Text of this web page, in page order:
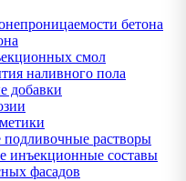
бетона
смол
наливного пола
добавки
растворы
инъекционные составы
фасадов